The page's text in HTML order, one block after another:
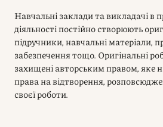
Навчальні заклади та викладачі в
діяльності постійно створюють
підручники, навчальні матеріали,
забезпечення тощо. Оригінальні
захищені авторським правом, яке
права на відтворення,
своєї роботи.